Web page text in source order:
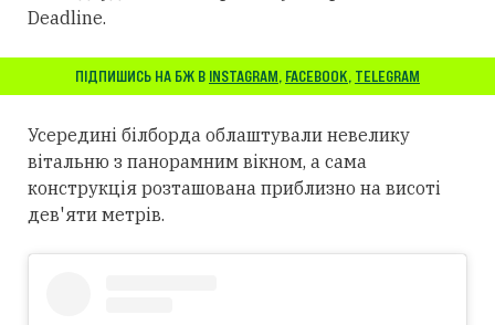
Deadline.
ПІДПИШИСЬ НА БЖ В INSTAGRAM, FACEBOOK, TELEGRAM
Усередині білборда облаштували невелику
вітальню з панорамним вікном, а сама
конструкція розташована приблизно на висоті
дев'яти метрів.